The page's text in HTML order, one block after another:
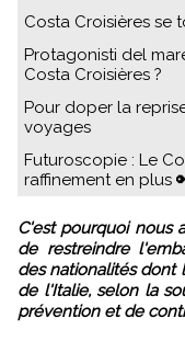
Costa Croisières se
Protagonisti del
Costa Croisières ?
Pour doper la
voyages
Futuroscopie : Le
raffinement en plus
C'est pourquoi nous avons décidé de manière responsable
de restreindre
des nationalités dont
de l'Italie, selon la
prévention et de